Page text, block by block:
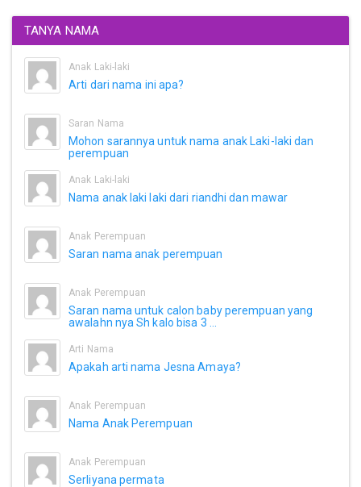
TANYA NAMA
Anak Laki-laki
Arti dari nama ini apa?
Saran Nama
Mohon sarannya untuk nama anak Laki-laki dan
perempuan
Anak Laki-laki
Nama anak laki laki dari riandhi dan mawar
Anak Perempuan
Saran nama anak perempuan
Anak Perempuan
Saran nama untuk calon baby perempuan yang
awalahn nya Sh kalo bisa 3 ...
Arti Nama
Apakah arti nama Jesna Amaya?
Anak Perempuan
Nama Anak Perempuan
Anak Perempuan
Serliyana permata